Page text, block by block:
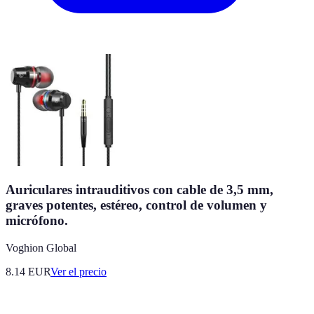
Auriculares intrauditivos con cable de 3,5 mm,
graves potentes, estéreo, control de volumen y
micrófono.
Voghion Global
8.14 EURVer el precio